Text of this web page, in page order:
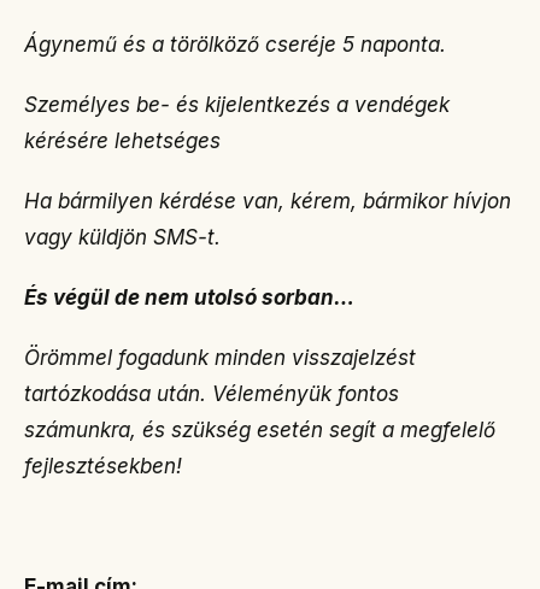
Ágynemű és a törölköző cseréje 5 naponta.
Személyes be- és kijelentkezés a vendégek
kérésére lehetséges
Ha bármilyen kérdése van, kérem, bármikor hívjon
vagy küldjön SMS-t.
És végül de nem utolsó sorban…
Örömmel fogadunk minden visszajelzést
tartózkodása után. Véleményük fontos
számunkra, és szükség esetén segít a megfelelő
fejlesztésekben!